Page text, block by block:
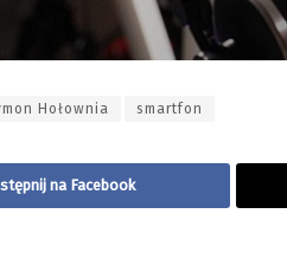
Hołownia smartfon
na Facebook